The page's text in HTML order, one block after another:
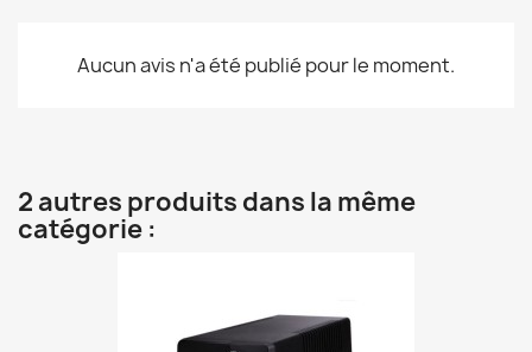
Aucun avis n'a été publié pour le moment.
2 autres produits dans la même
catégorie :